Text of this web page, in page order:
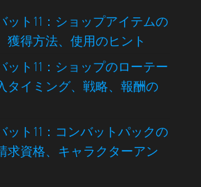
ット11：ショップアイテムの
獲得方法、使用のヒント
ット11：ショップのローテー
タイミング、戦略、報酬の
ット11：コンバットパックの
求資格、キャラクターアン